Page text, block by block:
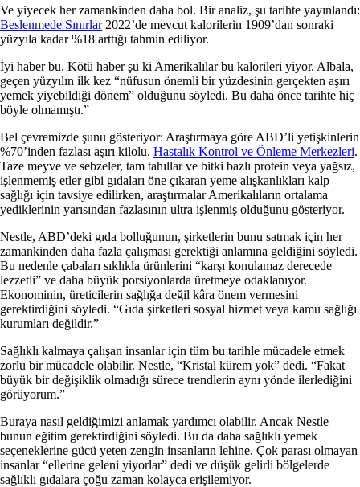
Ve yiyecek her zamankinden daha bol. Bir analiz, şu tarihte yayınlandı:
Beslenmede Sınırlar2022’de mevcut kalorilerin 1909’dan sonraki
yüzyıla kadar %18 arttığı tahmin ediliyor.
İyi haber bu. Kötü haber şu ki Amerikalılar bu kalorileri yiyor. Albala,
geçen yüzyılın ilk kez “nüfusun önemli bir yüzdesinin gerçekten aşırı
yemek yiyebildiği dönem” olduğunu söyledi. Bu daha önce tarihte hiç
böyle olmamıştı.”
Bel çevremizde şunu gösteriyor: Araştırmaya göre ABD’li yetişkinlerin
%70’inden fazlası aşırı kilolu. Hastalık Kontrol ve Önleme Merkezleri.
Taze meyve ve sebzeler, tam tahıllar ve bitki bazlı protein veya yağsız,
işlenmemiş etler gibi gıdaları öne çıkaran yeme alışkanlıkları kalp
sağlığı için tavsiye edilirken, araştırmalar Amerikalıların ortalama
yediklerinin yarısından fazlasının ultra işlenmiş olduğunu gösteriyor.
Nestle, ABD’deki gıda bolluğunun, şirketlerin bunu satmak için her
zamankinden daha fazla çalışması gerektiği anlamına geldiğini söyledi.
Bu nedenle çabaları sıklıkla ürünlerini “karşı konulamaz derecede
lezzetli” ve daha büyük porsiyonlarda üretmeye odaklanıyor.
Ekonominin, üreticilerin sağlığa değil kâra önem vermesini
gerektirdiğini söyledi. “Gıda şirketleri sosyal hizmet veya kamu sağlığı
kurumları değildir.”
Sağlıklı kalmaya çalışan insanlar için tüm bu tarihle mücadele etmek
zorlu bir mücadele olabilir. Nestle, “Kristal kürem yok” dedi. “Fakat
büyük bir değişiklik olmadığı sürece trendlerin aynı yönde ilerlediğini
görüyorum.”
Buraya nasıl geldiğimizi anlamak yardımcı olabilir. Ancak Nestle
bunun eğitim gerektirdiğini söyledi. Bu da daha sağlıklı yemek
seçeneklerine gücü yeten zengin insanların lehine. Çok parası olmayan
insanlar “ellerine geleni yiyorlar” dedi ve düşük gelirli bölgelerde
sağlıklı gıdalara çoğu zaman kolayca erişilemiyor.